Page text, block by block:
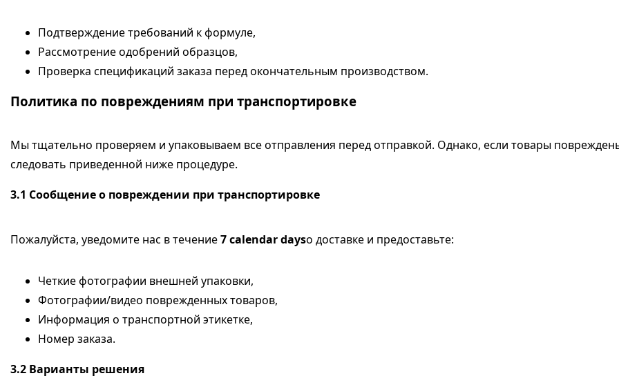
Подтверждение требований к формуле,
Рассмотрение одобрений образцов,
Проверка спецификаций заказа перед окончательным производством.
Политика по повреждениям при транспортировке
Мы тщательно проверяем и упаковываем все отправления перед отправкой. Однако, если товары
следовать приведенной ниже процедуре.
3.1 Сообщение о повреждении при транспортировке
Пожалуйста, уведомите нас в течение7 calendar daysо доставке и предоставьте:
Четкие фотографии внешней упаковки,
Фотографии/видео поврежденных товаров,
Информация о транспортной этикетке,
Номер заказа.
3.2 Варианты решения